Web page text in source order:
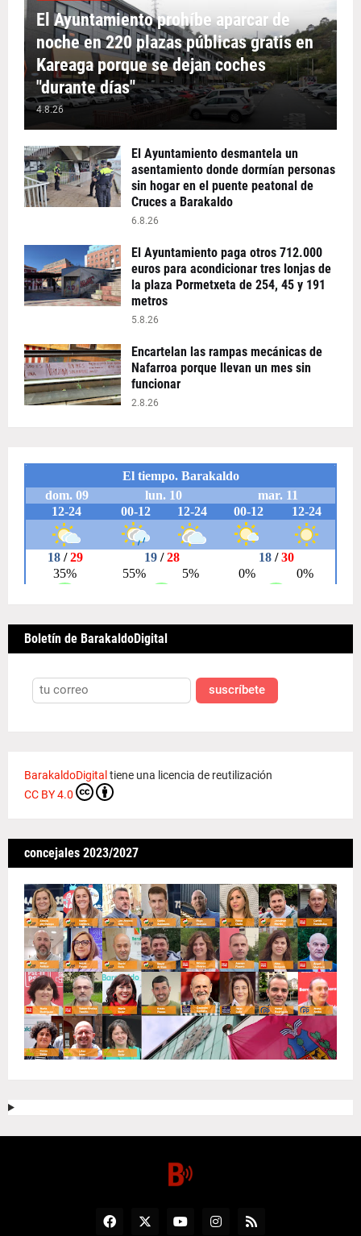
El Ayuntamiento prohíbe aparcar de
noche en 220 plazas públicas gratis en
Kareaga porque se dejan coches
"durante días"
4.8.26
El Ayuntamiento desmantela un
asentamiento donde dormían personas
sin hogar en el puente peatonal de
Cruces a Barakaldo
6.8.26
El Ayuntamiento paga otros 712.000
euros para acondicionar tres lonjas de
la plaza Pormetxeta de 254, 45 y 191
metros
5.8.26
Encartelan las rampas mecánicas de
Nafarroa porque llevan un mes sin
funcionar
2.8.26
Boletín de BarakaldoDigital
suscríbete
BarakaldoDigitaltiene una licencia de reutilización
CC BY 4.0
concejales 2023/2027